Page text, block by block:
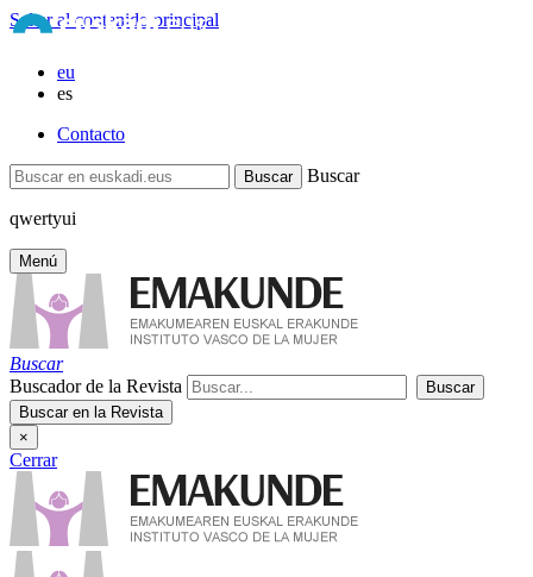
Saltar al contenido principal
eu
es
Contacto
Buscar
qwertyui
Menú
Buscar
Buscador de la Revista
×
Cerrar